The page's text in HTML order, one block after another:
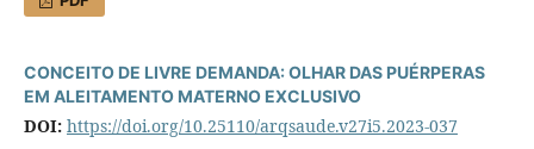
CONCEITO DE LIVRE DEMANDA: OLHAR DAS PUÉRPERAS
EM ALEITAMENTO MATERNO EXCLUSIVO
DOI: https://doi.org/10.25110/arqsaude.v27i5.2023-037